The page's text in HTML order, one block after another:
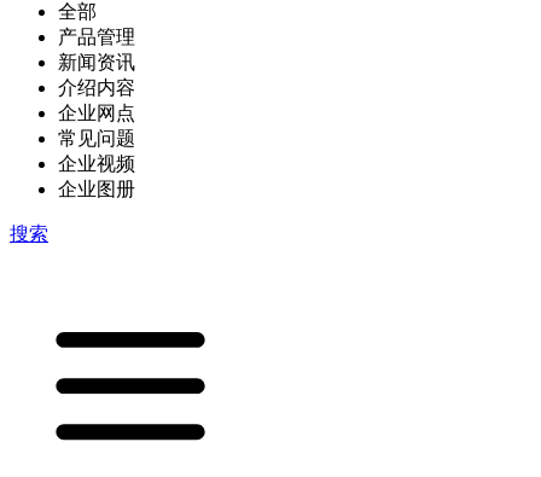
全部
产品管理
新闻资讯
介绍内容
企业网点
常见问题
企业视频
企业图册
搜索